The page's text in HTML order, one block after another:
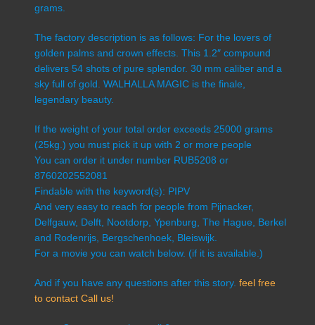
grams.
The factory description is as follows: For the lovers of
golden palms and crown effects. This 1.2″ compound
delivers 54 shots of pure splendor. 30 mm caliber and a
sky full of gold. WALHALLA MAGIC is the finale,
legendary beauty.
If the weight of your total order exceeds 25000 grams
(25kg.) you must pick it up with 2 or more people
You can order it under number RUB5208 or
8760202552081
Findable with the keyword(s): PIPV
And very easy to reach for people from Pijnacker,
Delfgauw, Delft, Nootdorp, Ypenburg, The Hague, Berkel
and Rodenrijs, Bergschenhoek, Bleiswijk.
For a movie you can watch below. (if it is available.)
And if you have any questions after this story. feel free
to contact Call us!